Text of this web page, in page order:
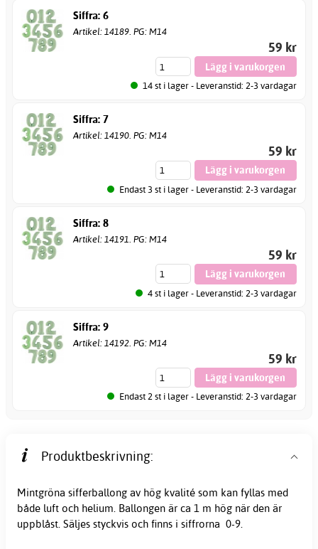
Siffra: 6
Artikel: 14189. PG: M14
59 kr
14 st i lager - Leveranstid: 2-3 vardagar
Siffra: 7
Artikel: 14190. PG: M14
59 kr
Endast 3 st i lager - Leveranstid: 2-3 vardagar
Siffra: 8
Artikel: 14191. PG: M14
59 kr
4 st i lager - Leveranstid: 2-3 vardagar
Siffra: 9
Artikel: 14192. PG: M14
59 kr
Endast 2 st i lager - Leveranstid: 2-3 vardagar
Produktbeskrivning:
Mintgröna sifferballong av hög kvalité som kan fyllas med
både luft och helium. Ballongen är ca 1 m hög när den är
uppblåst. Säljes styckvis och finns i siffrorna 0-9.